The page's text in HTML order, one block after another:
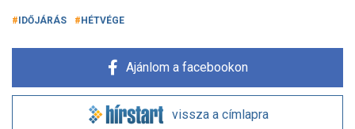
IDŐJÁRÁS HÉTVÉGE
Ajánlom a facebookon
vissza a címlapra